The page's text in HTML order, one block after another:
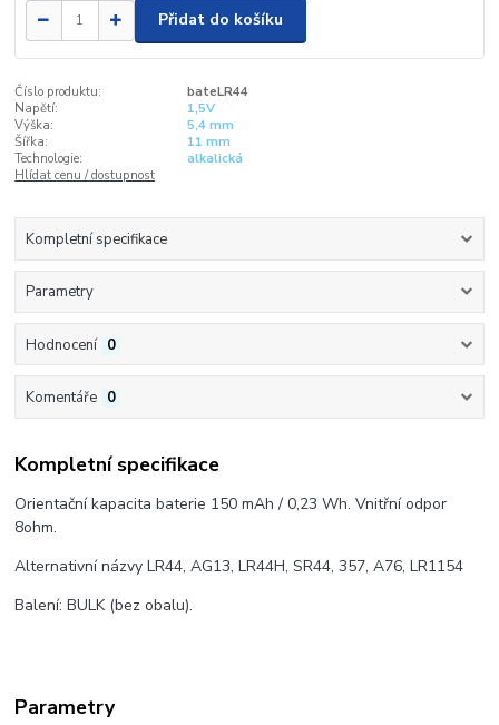
Přidat do košíku
Číslo produktu:
bateLR44
Napětí:
1,5V
Výška:
5,4 mm
Šířka:
11 mm
Technologie:
alkalická
Hlídat cenu / dostupnost
Kompletní specifikace
Parametry
Hodnocení 0
Komentáře 0
Kompletní specifikace
Orientační kapacita baterie 150 mAh / 0,23 Wh. Vnitřní odpor
8ohm.
Alternativní názvy LR44, AG13, LR44H, SR44, 357, A76, LR1154
Balení: BULK (bez obalu).
Parametry